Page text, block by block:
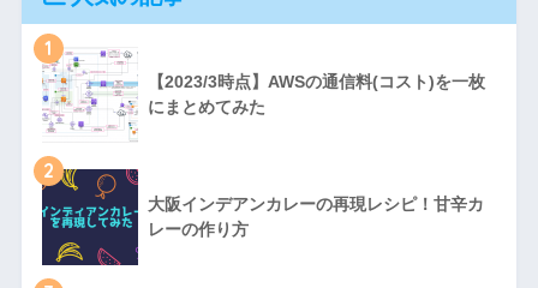
1
【2023/3時点】AWSの通信料(コスト)を一枚
にまとめてみた
2
大阪インデアンカレーの再現レシピ！甘辛カ
レーの作り方